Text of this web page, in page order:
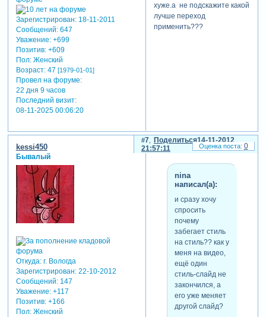
Зарегистрирован: 18-11-2011
Сообщений:647
Уважение: +699
Позитив: +609
Пол:Женский
Возраст:47 [1979-01-01]
Провел на форуме:
22 дня 9 часов
Последний визит:
08-11-2025 00:06:20
хуже.а не подскажите какой
лучше переход
применить???
Поделиться
7
14-11-2012
21:57:11
kessi450
Бывалый
Откуда:г. Вологда
Зарегистрирован: 22-10-2012
Сообщений:147
Уважение: +117
Позитив: +166
Пол:Женский
nina
написал(а):
и сразу хочу
спросить
почему
забегает стиль
на стиль?? как у
меня на видео,
ещё один
стиль-слайд не
закончился, а
его уже меняет
другой слайд?
0